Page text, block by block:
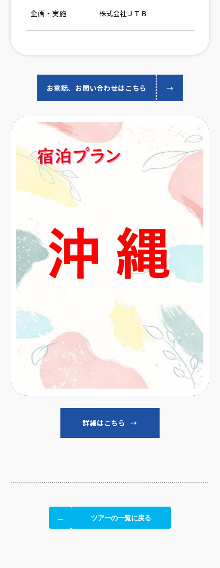
企画・実施 株式会社ＪＴＢ
お電話、お問い合わせはこちら →
詳細はこちら
ツアーの一覧に戻る